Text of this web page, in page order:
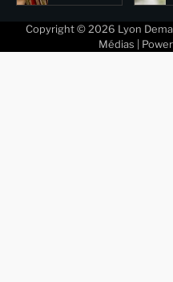
Copyright © 2026 Lyon
Médias |